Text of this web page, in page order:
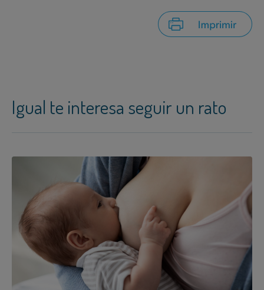
Igual te interesa seguir un rato